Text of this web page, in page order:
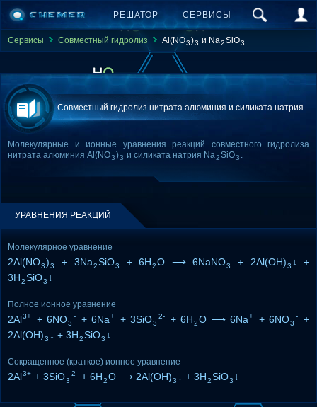
РЕШАТОР СЕРВИСЫ
Сервисы Совместный гидролиз Al(NO3)3 и Na2SiO3
Совместный гидролиз нитрата алюминия и силиката натрия
Молекулярные и ионные уравнения реакций совместного гидролиза
нитрата алюминия Al(NO3)3 и силиката натрия Na2SiO3 .
УРАВНЕНИЯ РЕАКЦИЙ
Молекулярное уравнение
2Al(NO3)3 + 3Na2SiO3 + 6H 2 O ⟶ 6NaNO3 + 2Al(OH)3 ↓ +
3H2SiO3 ↓
Полное ионное уравнение
2Al3+ + 6NO3
- + 6Na+ + 3SiO3
2- + 6H 2 O ⟶ 6Na + + 6NO3
-
+
2Al(OH)3 ↓ + 3H2SiO3 ↓
Сокращенное (краткое) ионное уравнение
2Al3+ + 3SiO3
2- + 6H2O ⟶ 2Al(OH)3 ↓ + 3H2SiO3 ↓